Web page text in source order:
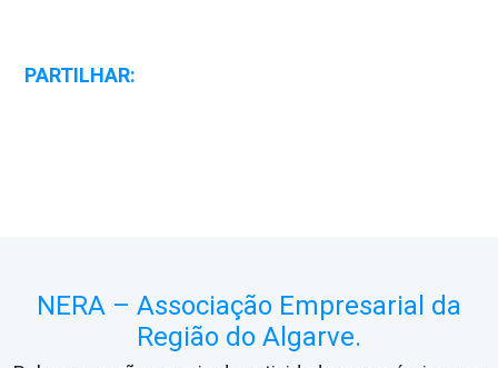
PARTILHAR:
NERA – Associação Empresarial da
Região do Algarve.